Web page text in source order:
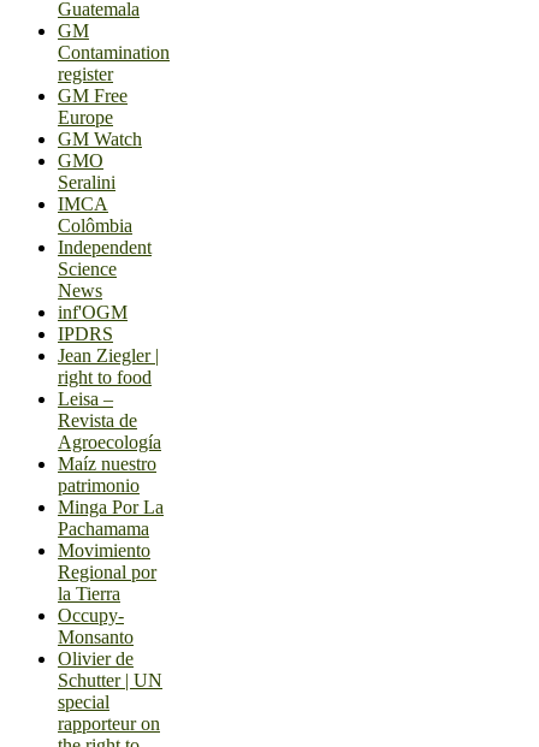
Guatemala
GM
Contamination
register
GM Free
Europe
GM Watch
GMO
Seralini
IMCA
Colômbia
Independent
Science
News
inf'OGM
IPDRS
Jean Ziegler |
right to food
Leisa –
Revista de
Agroecología
Maíz nuestro
patrimonio
Minga Por La
Pachamama
Movimiento
Regional por
la Tierra
Occupy-
Monsanto
Olivier de
Schutter | UN
special
rapporteur on